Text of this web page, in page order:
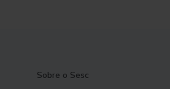
Sobre o Sesc